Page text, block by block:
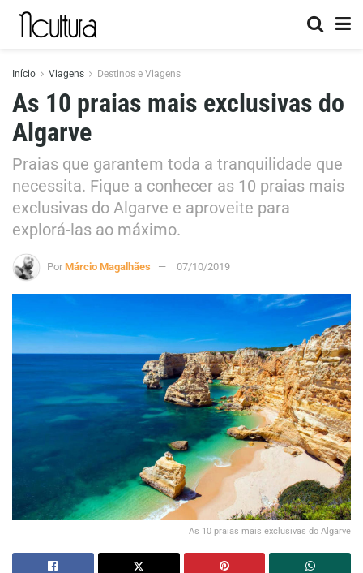
Início Viagens Destinos e Viagens
As 10 praias mais exclusivas do
Algarve
Praias que garantem toda a tranquilidade que
necessita. Fique a conhecer as 10 praias mais
exclusivas do Algarve e aproveite para
explorá-las ao máximo.
Por Márcio Magalhães 07/10/2019
As 10 praias mais exclusivas do Algarve